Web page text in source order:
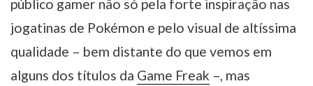
público gamer não só pela forte inspiração nas
jogatinas de Pokémon e pelo visual de altíssima
qualidade – bem distante do que vemos em
alguns dos títulos da Game Freak –, mas